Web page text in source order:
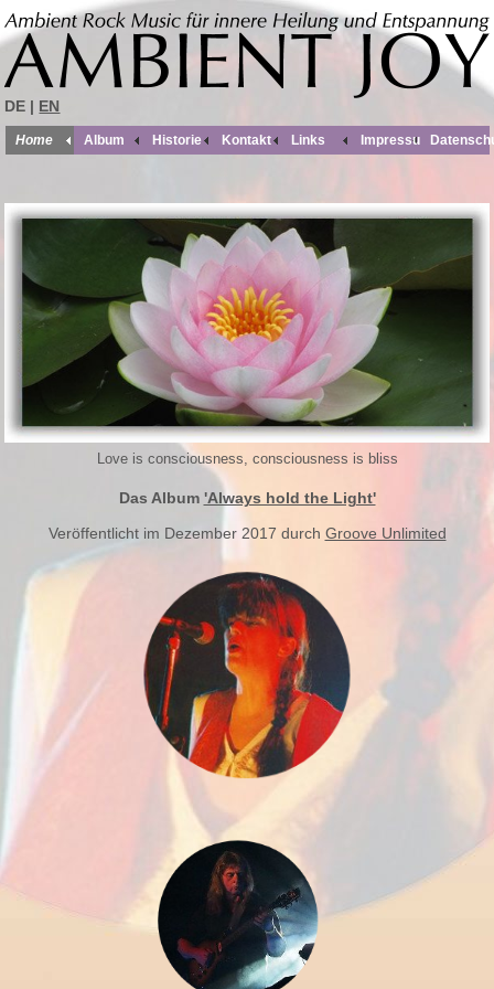
DE | EN
Home Album Historie Kontakt Links Impressum
Love is consciousness, consciousness is bliss
Das Album 'Always hold the Light'
Veröffentlicht im Dezember 2017 durch Groove Unlimited